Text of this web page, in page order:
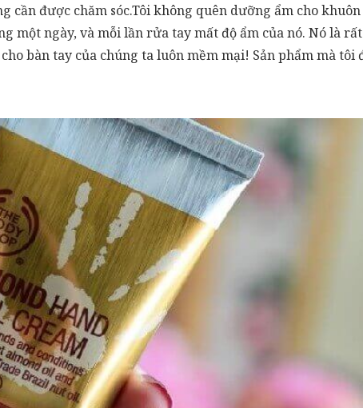
cần được chăm sóc.Tôi không quên dưỡng ẩm cho
một ngày, và mỗi lần rửa tay mất độ ẩm của nó. Nó là
bàn tay của chúng ta luôn mềm mại! Sản phẩm mà